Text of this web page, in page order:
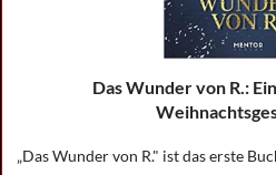
Das Wunder von R.:
„Das Wunder von R." ist das erste